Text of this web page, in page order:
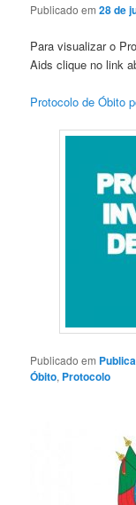
Publicado em28 de
Para visualizar o
Aids clique no link
Protocolo de Óbito
Publicado em
Óbito, Protocolo